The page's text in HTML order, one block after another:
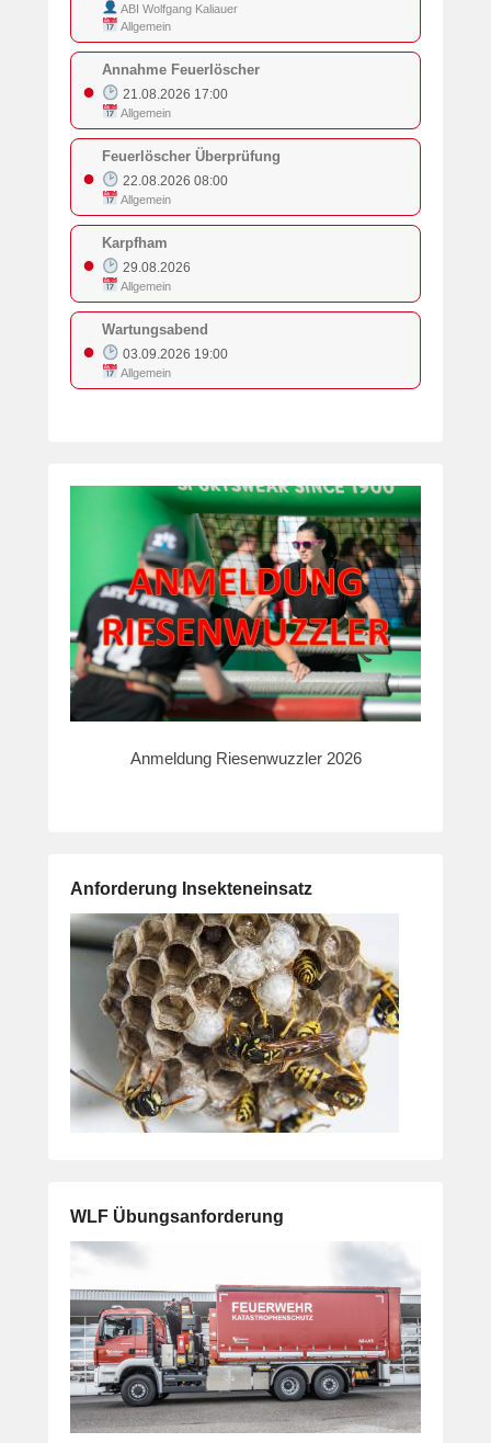
ABI Wolfgang Kaliauer
Allgemein
●
Annahme Feuerlöscher
21.08.2026 17:00
Allgemein
●
Feuerlöscher Überprüfung
22.08.2026 08:00
Allgemein
●
Karpfham
29.08.2026
Allgemein
●
Wartungsabend
03.09.2026 19:00
Allgemein
Anmeldung Riesenwuzzler 2026
Anforderung Insekteneinsatz
WLF Übungsanforderung